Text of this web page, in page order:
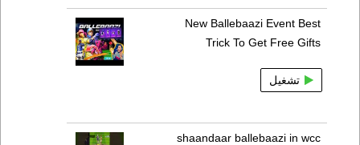
New Ballebaazi Event Best
Trick To Get Free Gifts
تشغيل
shaandaar ballebaazi in wcc